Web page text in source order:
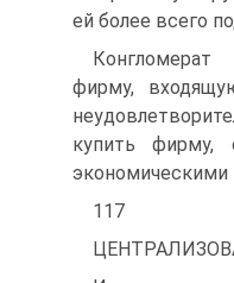
ей более всего
фирму,
купить фирму,
экономическими
117